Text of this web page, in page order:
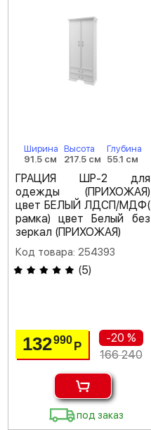
Ширина
91.5 см
Высота
217.5 см
Глубина
55.1 см
ГРАЦИЯ ШР-2 для
одежды (ПРИХОЖАЯ)
цвет БЕЛЫЙ ЛДСП/МДФ(
рамка) цвет Белый без
зеркал (ПРИХОЖАЯ)
Код товара: 254393
(5)
132990Р
-20 %
166 240
под заказ